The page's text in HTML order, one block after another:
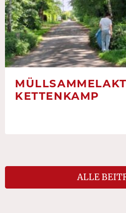
KETTENKAMP
ALLE